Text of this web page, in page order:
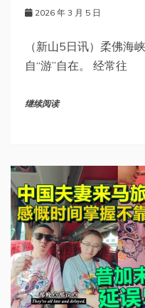
2026 年 3 月 5 日
（新山5日讯）柔佛海
自“游”自在。 经常往
继续阅读